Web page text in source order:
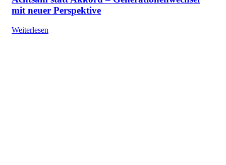
mit neuer Perspektive
Weiterlesen